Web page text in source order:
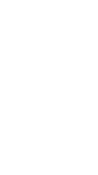
más allá
siete veces,
siete» (v. 22). Es
se perdona no
perdonar ¡todo
como hace Dios
está llamado a
perdón de Dios:
confesores:
Dios.
realidad a través